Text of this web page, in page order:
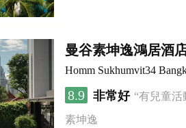
曼谷素坤逸鴻居酒
Homm Sukhumvit34
8.9 非常好 “有兒童
素坤逸